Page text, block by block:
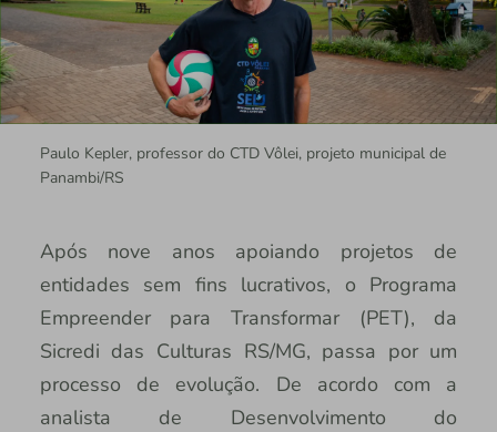
Paulo Kepler, professor do CTD Vôlei, projeto municipal de
Panambi/RS
Após nove anos apoiando projetos de
entidades sem fins lucrativos, o Programa
Empreender para Transformar (PET), da
Sicredi das Culturas RS/MG, passa por um
processo de evolução. De acordo com a
analista de Desenvolvimento do